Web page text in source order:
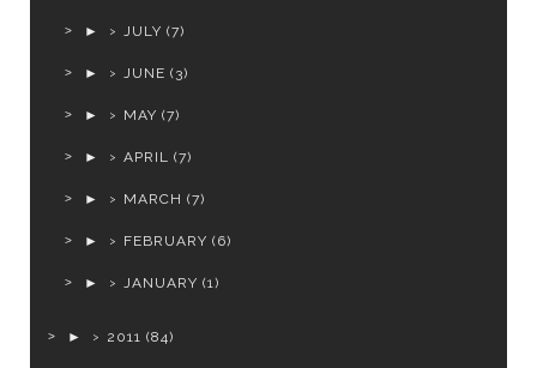
► JULY (7)
► JUNE (3)
► MAY (7)
► APRIL (7)
► MARCH (7)
► FEBRUARY (6)
► JANUARY (1)
► 2011 (84)